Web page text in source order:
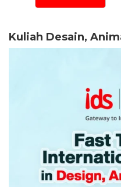
Kuliah Desain,